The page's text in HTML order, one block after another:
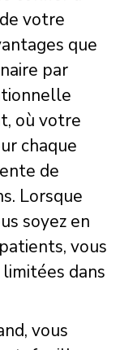
votre
que
par
où votre
chaque
de
Lorsque
soyez en
vous
dans
vous